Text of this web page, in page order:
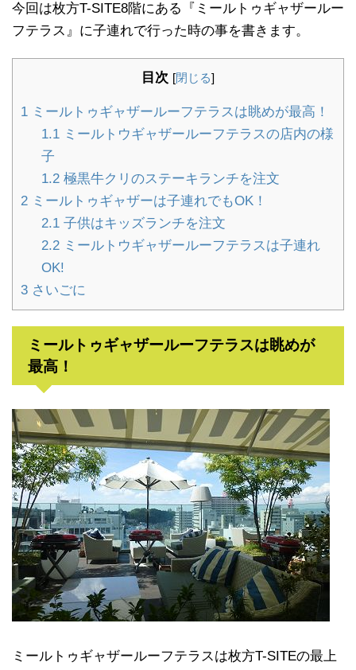
今回は枚方T-SITE8階にある『ミールトゥギャザールー
フテラス』に子連れで行った時の事を書きます。
目次 [閉じる]
1 ミールトゥギャザールーフテラスは眺めが最高！
1.1ミールトウギャザールーフテラスの店内の様
子
1.2極黒牛クリのステーキランチを注文
2 ミールトゥギャザーは子連れでもOK！
2.1子供はキッズランチを注文
2.2ミールトウギャザールーフテラスは子連れ
OK!
3 さいごに
ミールトゥギャザールーフテラスは眺めが
最高！
ミールトゥギャザールーフテラスは枚方T-SITEの最上